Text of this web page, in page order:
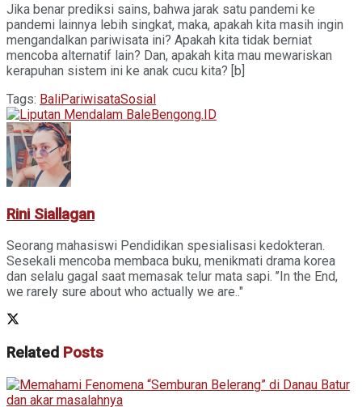
Jika benar prediksi sains, bahwa jarak satu pandemi ke
pandemi lainnya lebih singkat, maka, apakah kita masih ingin
mengandalkan pariwisata ini? Apakah kita tidak berniat
mencoba alternatif lain? Dan, apakah kita mau mewariskan
kerapuhan sistem ini ke anak cucu kita? [b]
Tags: BaliPariwisataSosial
Rini Siallagan
Seorang mahasiswi Pendidikan spesialisasi kedokteran.
Sesekali mencoba membaca buku, menikmati drama korea
dan selalu gagal saat memasak telur mata sapi. ’’In the End,
we rarely sure about who actually we are.."
Related Posts